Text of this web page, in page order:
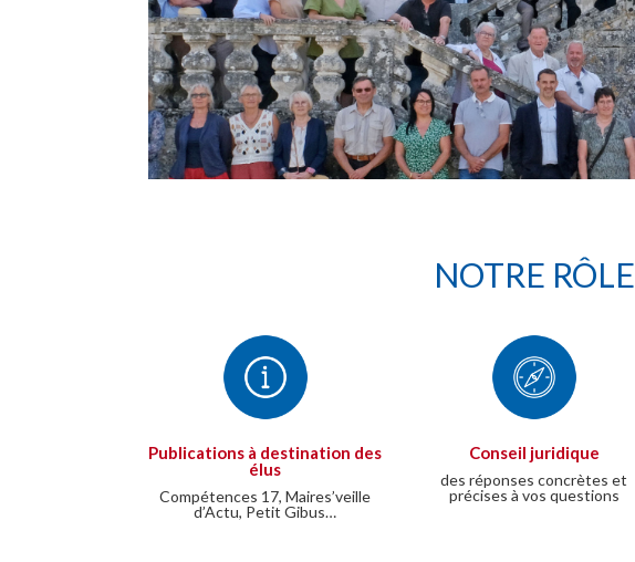
NOTRE RÔLE
Publications à destination des
élus
Compétences 17, Maires’veille
d’Actu, Petit Gibus…
Conseil juridique
des réponses concrètes et
précises à vos questions